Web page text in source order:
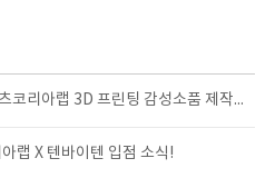
2022 충북콘텐츠코리아랩 3D 프린팅 감성소품 제작과정 결과공유회
랩 X 텐바이텐 입점 소식!